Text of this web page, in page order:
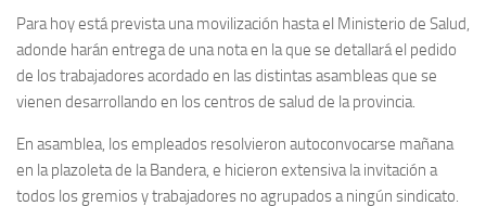
Para hoy está prevista una movilización hasta el Ministerio de Salud,
adonde harán entrega de una nota en la que se detallará el pedido
de los trabajadores acordado en las distintas asambleas que se
vienen desarrollando en los centros de salud de la provincia.
En asamblea, los empleados resolvieron autoconvocarse mañana
en la plazoleta de la Bandera, e hicieron extensiva la invitación a
todos los gremios y trabajadores no agrupados a ningún sindicato.